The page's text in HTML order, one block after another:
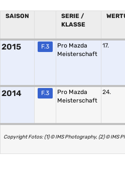
SAISON
SERIE /
KLASSE
2015 F.3
Pro Mazda
Meisterschaft
17.
2014 F.3
Pro Mazda
Meisterschaft
24.
Copyright Fotos: (1) © IMS Photography, (2) © IMS